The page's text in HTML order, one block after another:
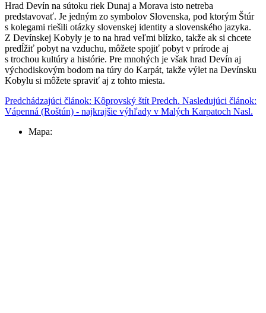
Hrad Devín na sútoku riek Dunaj a Morava isto netreba
predstavovať. Je jedným zo symbolov Slovenska, pod ktorým Štúr
s kolegami riešili otázky slovenskej identity a slovenského jazyka.
Z Devínskej Kobyly je to na hrad veľmi blízko, takže ak si chcete
predĺžiť pobyt na vzduchu, môžete spojiť pobyt v prírode aj
s trochou kultúry a histórie. Pre mnohých je však hrad Devín aj
východiskovým bodom na túry do Karpát, takže výlet na Devínsku
Kobylu si môžete spraviť aj z tohto miesta.
Predchádzajúci článok: Kôprovský štít Predch. Nasledujúci článok:
Vápenná (Roštún) - najkrajšie výhľady v Malých Karpatoch Nasl.
Mapa: